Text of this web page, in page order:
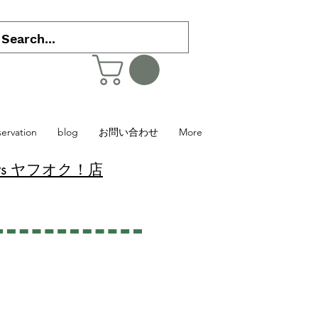
blog お問い合わせ More
ヤフオク！店